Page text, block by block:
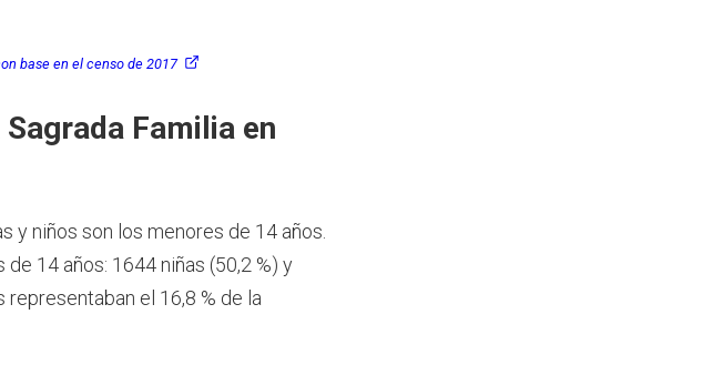
base en el censo de 2017
Familia en
y niños son los menores de 14 años.
14 años: 1644 niñas (50,2 %) y
representaban el 16,8 % de la